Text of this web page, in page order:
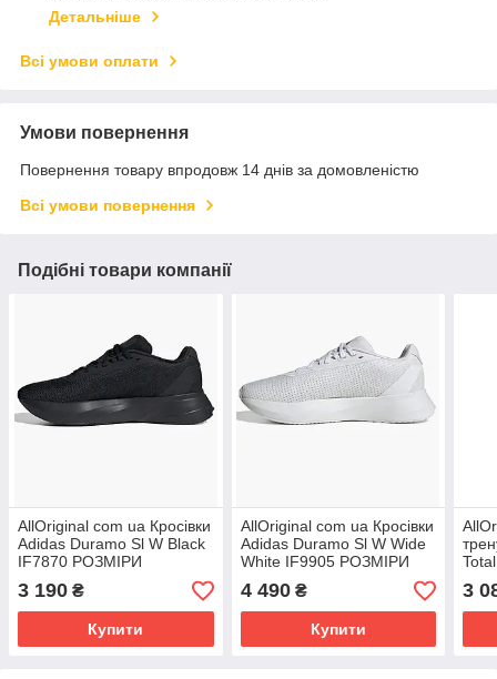
Детальніше
Всі умови оплати
Умови повернення
Повернення товару впродовж 14 днів за домовленістю
Всі умови повернення
Подібні товари компанії
AllOriginal com ua Кросівки
Adidas Duramo Sl W Black
IF7870 РОЗМІРИ
ЗАПИТУЙТЕ
3 190 ₴
Купити
AllOriginal com ua Кросівки
Adidas Duramo Sl W Wide
White IF9905 РОЗМІРИ
ЗАПИТУЙТЕ
4 490₴
Купити
3